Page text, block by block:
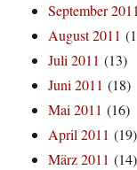
September 2011
August 2011
Juli 2011 (13)
Juni 2011 (18)
Mai 2011 (16)
April 2011 (19)
März 2011 (14)